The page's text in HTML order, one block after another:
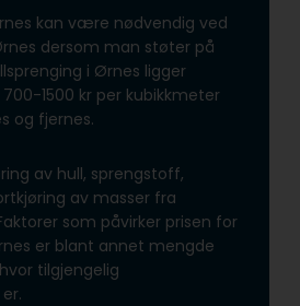
kan være nødvendig ved
dersom man støter på
i Ørnes ligger
1500 kr per kubikkmeter
og fjernes.
av hull, sprengstoff,
av masser fra
som påvirker prisen for
er blant annet mengde
tilgjengelig